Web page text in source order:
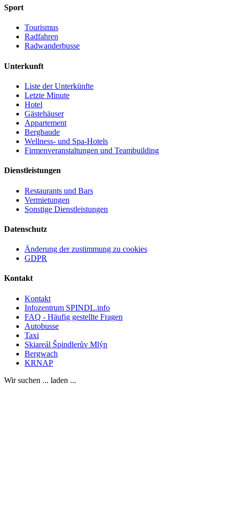
Sport
Tourismus
Radfahren
Radwanderbusse
Unterkunft
Liste der Unterkünfte
Letzte Minute
Hotel
Gästehäuser
Appartement
Bergbaude
Wellness- und Spa-Hotels
Firmenveranstaltungen und Teambuilding
Dienstleistungen
Restaurants und Bars
Vermietungen
Sonstige Dienstleistungen
Datenschutz
Änderung der zustimmung zu cookies
GDPR
Kontakt
Kontakt
Infozentrum SPINDL.info
FAQ - Häufig gestellte Fragen
Autobusse
Taxi
Skiareál Špindlerův Mlýn
Bergwach
KRNAP
Wir suchen ... laden ...